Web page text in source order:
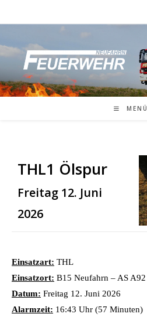
Inhalt
MENÜ
THL1 Ölspur
Freitag 12. Juni
2026
Einsatzart: THL
Einsatzort: B15 Neufahrn – AS A92
Datum: Freitag 12. Juni 2026
Alarmzeit: 16:43 Uhr (57 Minuten)